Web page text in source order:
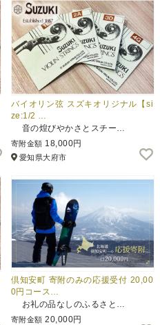
バイオリン弦 スズキオリジナル【si
ze:1/2 …
音の煌びやかさとスチー…
寄附金額 18,000円
愛知県大府市
倶知安町 寄附のみの応援受付 20,00
0円コース…
お礼の品なしのふるさと…
寄附金額 20,000円